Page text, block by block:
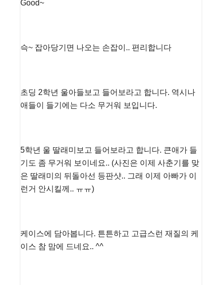
Good~
슥~ 잡아당기면 나오는 손잡이.. 편리합니다
초딩 2학년 울아들보고 들어보라고 합니다. 역시나
애들이 들기에는 다소 무거워 보입니다.
5학년 울 딸래미보고 들어보라고 합니다. 큰애가 들
기도 좀 무거워 보이네요.. (사진은 이제 사춘기를 맞
은 딸래미의 뒤돌아선 등판샷.. 그래 이제 아빠가 이
런거 안시킬께.. ㅠㅠ)
케이스에 담아봅니다. 튼튼하고 고급스런 재질의 케
이스 참 맘에 드네요.. ^^